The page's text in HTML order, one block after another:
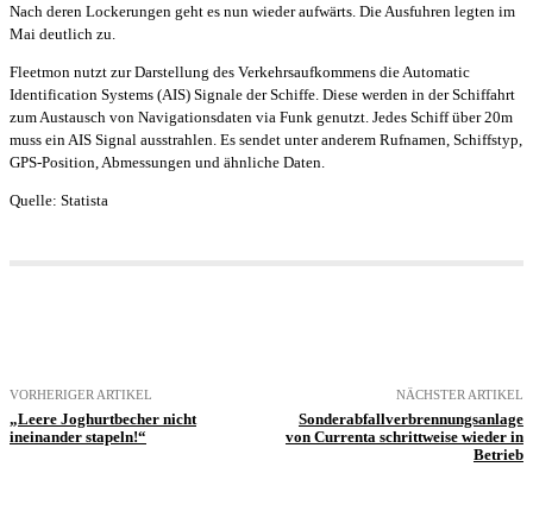
Nach deren Lockerungen geht es nun wieder aufwärts. Die Ausfuhren legten im
Mai deutlich zu.
Fleetmon nutzt zur Darstellung des Verkehrsaufkommens die Automatic
Identification Systems (AIS) Signale der Schiffe. Diese werden in der Schiffahrt
zum Austausch von Navigationsdaten via Funk genutzt. Jedes Schiff über 20m
muss ein AIS Signal ausstrahlen. Es sendet unter anderem Rufnamen, Schiffstyp,
GPS-Position, Abmessungen und ähnliche Daten.
Quelle: Statista
VORHERIGER ARTIKEL
„Leere Joghurtbecher nicht
ineinander stapeln!“
NÄCHSTER ARTIKEL
Sonderabfallverbrennungsanlage
von Currenta schrittweise wieder in
Betrieb